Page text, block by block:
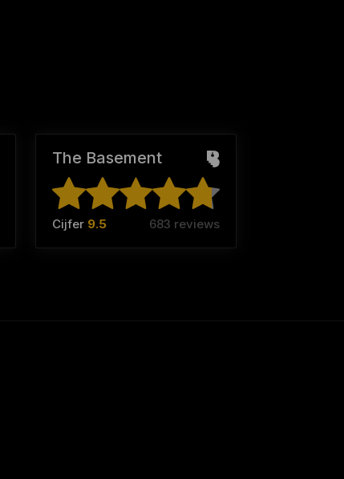
The Basement
Cijfer 9.5 683 reviews